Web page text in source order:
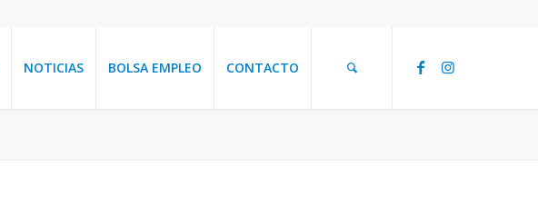
NOTICIAS BOLSA EMPLEO CONTACTO